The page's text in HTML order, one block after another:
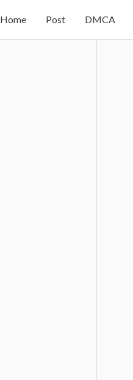
Home Post DMCA